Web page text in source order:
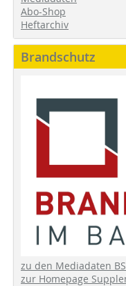
Abo-Shop
Heftarchiv
Brandschutz
zu den Mediadaten BS
zur Homepage